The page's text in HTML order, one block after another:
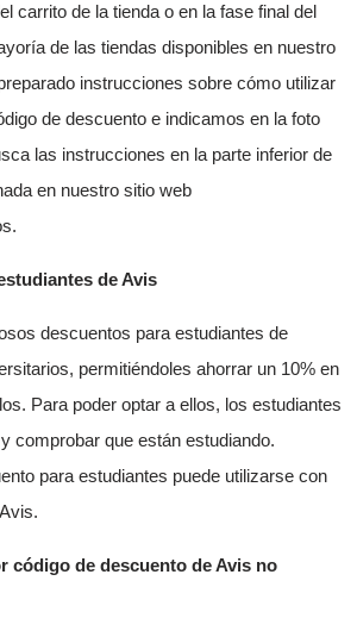
carrito de la tienda o en la fase final del
de las tiendas disponibles en nuestro
instrucciones sobre cómo utilizar
de descuento e indicamos en la foto
las instrucciones en la parte inferior de
en nuestro sitio web
de Avis
descuentos para estudiantes de
permitiéndoles ahorrar un 10% en
Para poder optar a ellos, los estudiantes
comprobar que están estudiando.
para estudiantes puede utilizarse con
código de descuento de Avis no